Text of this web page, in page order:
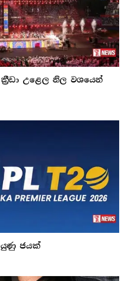
උළෙල නිල වශයෙන්
ජයක්